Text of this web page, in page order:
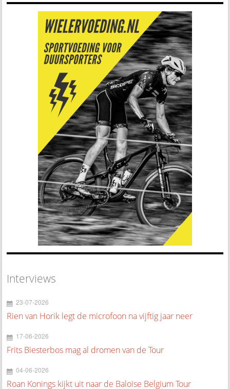
Interviews
23-07-2026
Rien van Horik legt de microfoon na vijftig jaar neer
17-06-2026
Frits Biesterbos mag al dromen van de Tour
04-06-2026
Roan Konings kijkt uit naar de Baloise Belgium Tour